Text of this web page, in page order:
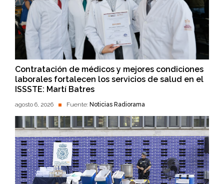
Contratación de médicos y mejores condiciones
laborales fortalecen los servicios de salud en el
ISSSTE: Martí Batres
agosto 6, 2026 Fuente: Noticias Radiorama